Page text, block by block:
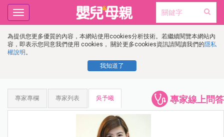
為提供您更多優質的內容，本網站使用cookies分析技術。若繼續閱覽本網站內
容，即表示您同意我們使用 cookies， 關於更多cookies資訊請閱讀我們的隱私
權說明 。
我知道了
Toggle
navigation
專家線上問答
專家專欄 專家列表 吳予曦